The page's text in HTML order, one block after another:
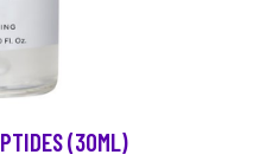
(30ML)